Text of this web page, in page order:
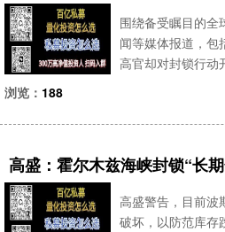
围绕备受瞩目的全
闻等媒体报道，包
高官却对封锁行动
浏览： 188
高盛：霍尔木兹海峡封锁“长
高盛警告，目前波
破坏，以防范库存